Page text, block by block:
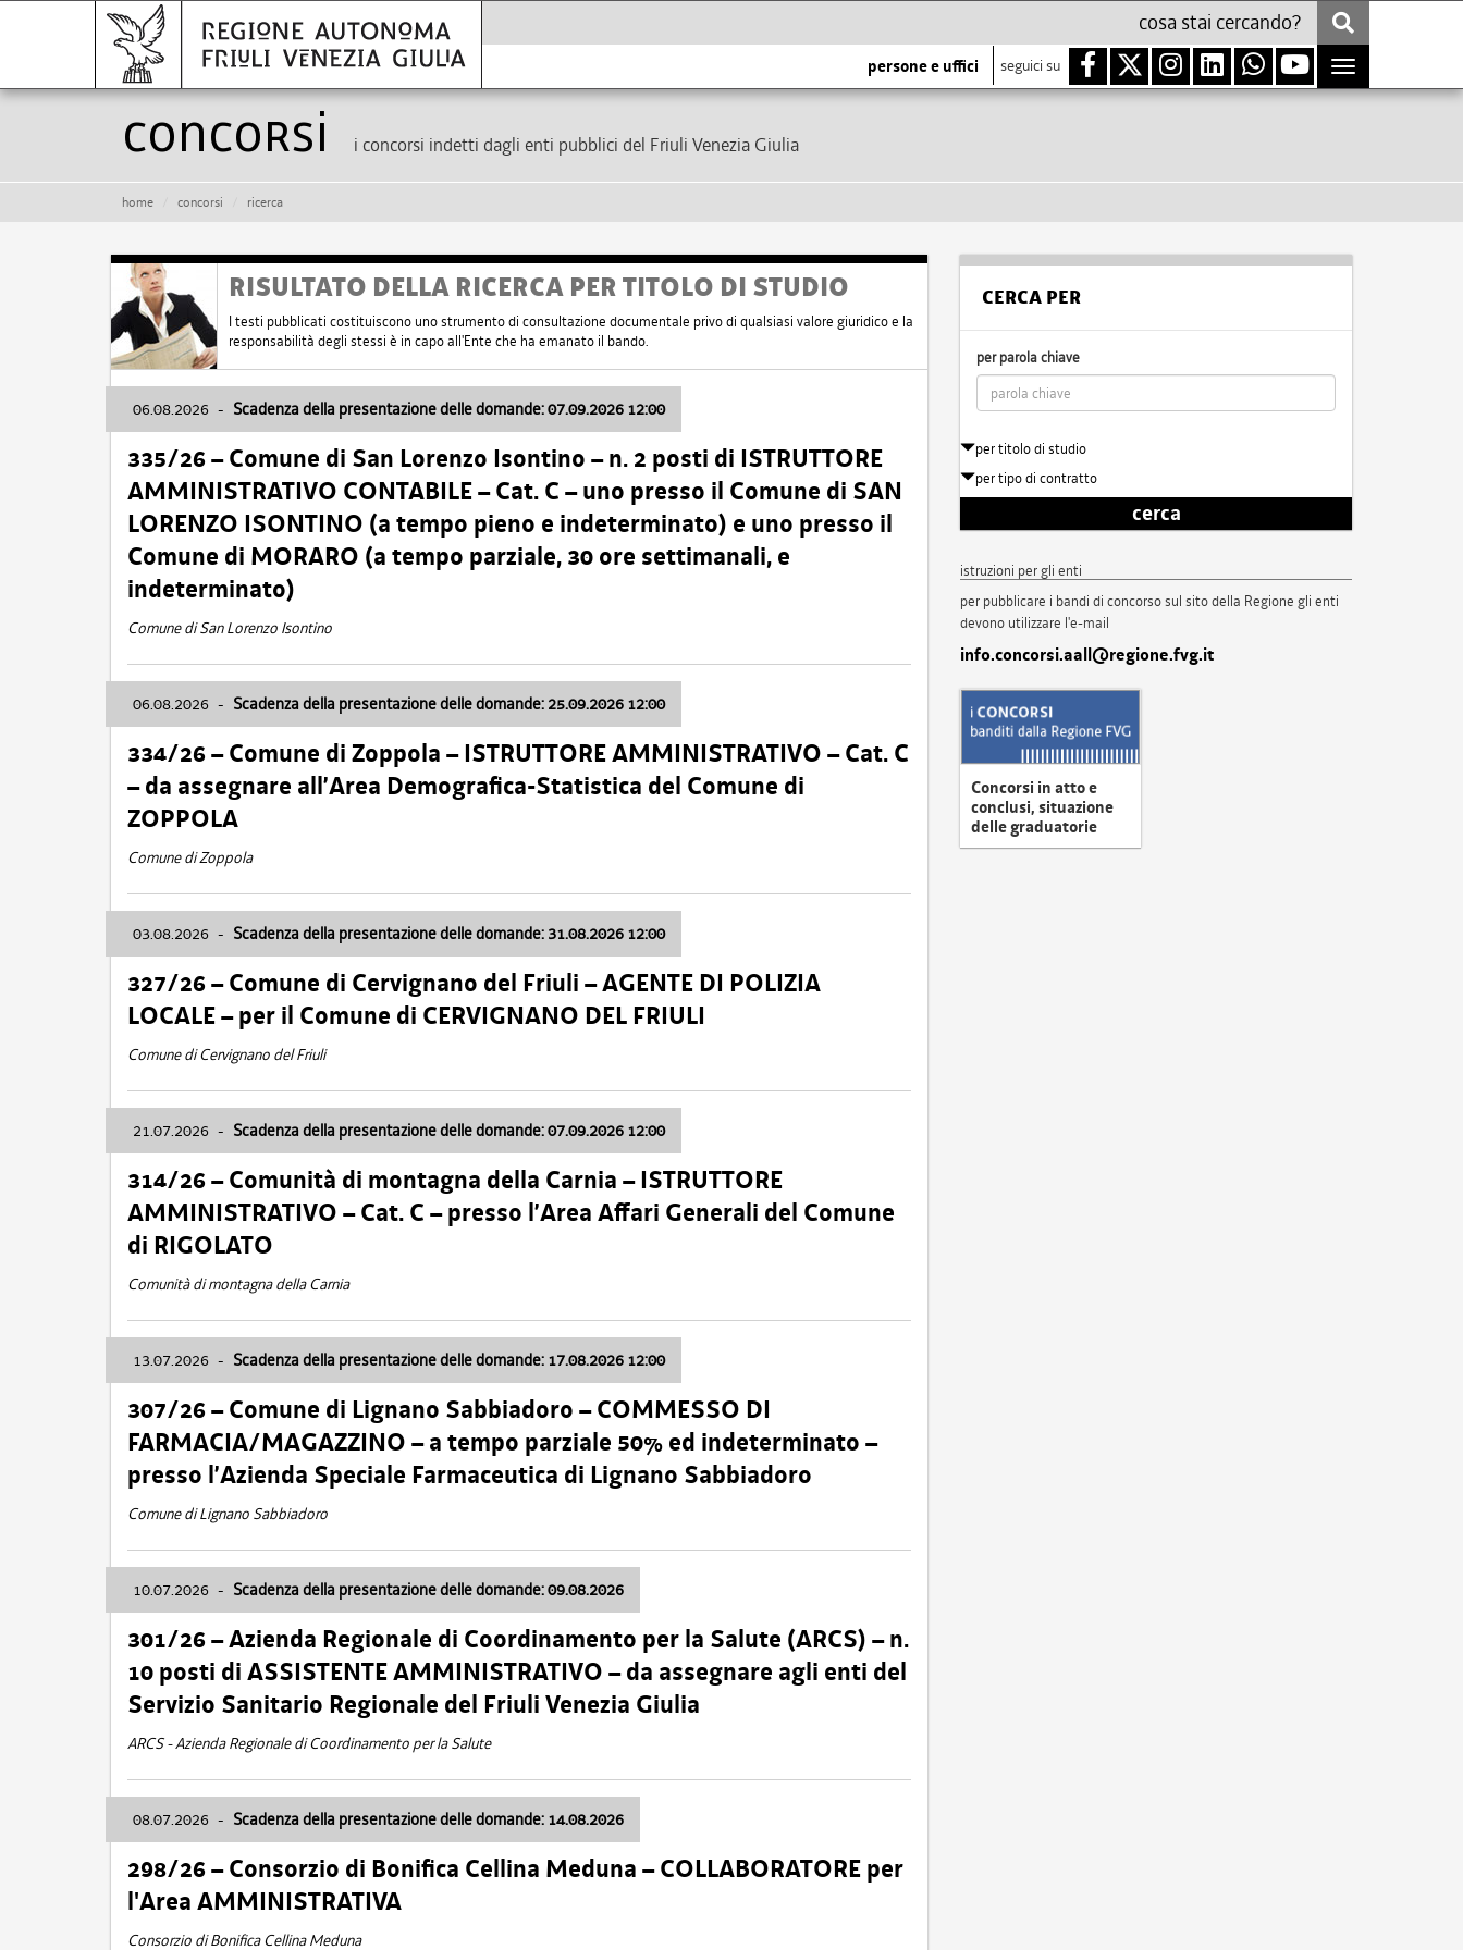
persone e uffici seguici su
Toggle
navigation
Concorsi i concorsi indetti dagli enti pubblici del Friuli Venezia Giulia
home concorsi ricerca
RISULTATO DELLA RICERCA PER TITOLO DI STUDIO
I testi pubblicati costituiscono uno strumento di consultazione documentale privo di qualsiasi valore giuridico e la
responsabilità degli stessi è in capo all'Ente che ha emanato il bando.
06.08.2026 - Scadenza della presentazione delle domande: 07.09.2026 12:00
335/26 – Comune di San Lorenzo Isontino – n. 2 posti di ISTRUTTORE
AMMINISTRATIVO CONTABILE – Cat. C – uno presso il Comune di SAN
LORENZO ISONTINO (a tempo pieno e indeterminato) e uno presso il
Comune di MORARO (a tempo parziale, 30 ore settimanali, e
indeterminato)
Comune di San Lorenzo Isontino
06.08.2026 - Scadenza della presentazione delle domande: 25.09.2026 12:00
334/26 – Comune di Zoppola – ISTRUTTORE AMMINISTRATIVO – Cat. C
– da assegnare all’Area Demografica-Statistica del Comune di
ZOPPOLA
Comune di Zoppola
03.08.2026 - Scadenza della presentazione delle domande: 31.08.2026 12:00
327/26 – Comune di Cervignano del Friuli – AGENTE DI POLIZIA
LOCALE – per il Comune di CERVIGNANO DEL FRIULI
Comune di Cervignano del Friuli
21.07.2026 - Scadenza della presentazione delle domande: 07.09.2026 12:00
314/26 – Comunità di montagna della Carnia – ISTRUTTORE
AMMINISTRATIVO – Cat. C – presso l’Area Affari Generali del Comune
di RIGOLATO
Comunità di montagna della Carnia
13.07.2026 - Scadenza della presentazione delle domande: 17.08.2026 12:00
307/26 – Comune di Lignano Sabbiadoro – COMMESSO DI
FARMACIA/MAGAZZINO – a tempo parziale 50% ed indeterminato –
presso l’Azienda Speciale Farmaceutica di Lignano Sabbiadoro
Comune di Lignano Sabbiadoro
10.07.2026 - Scadenza della presentazione delle domande: 09.08.2026
301/26 – Azienda Regionale di Coordinamento per la Salute (ARCS) – n.
10 posti di ASSISTENTE AMMINISTRATIVO – da assegnare agli enti del
Servizio Sanitario Regionale del Friuli Venezia Giulia
ARCS - Azienda Regionale di Coordinamento per la Salute
08.07.2026 - Scadenza della presentazione delle domande: 14.08.2026
298/26 – Consorzio di Bonifica Cellina Meduna – COLLABORATORE per
l'Area AMMINISTRATIVA
Consorzio di Bonifica Cellina Meduna
CERCA PER
per parola chiave
per titolo di studio
per tipo di contratto
cerca
istruzioni per gli enti
per pubblicare i bandi di concorso sul sito della Regione gli enti
devono utilizzare l'e-mail
info.concorsi.aall@regione.fvg.it
Concorsi in atto e
conclusi, situazione
delle graduatorie